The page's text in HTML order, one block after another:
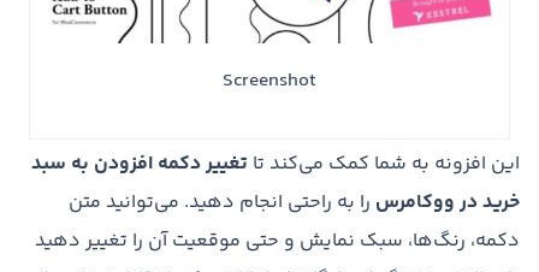
Screenshot
این افزونه به شما کمک می‌کند تا تغییر دکمه افزودن به سبد
خرید در ووکامرس را به راحتی انجام دهید. می‌توانید متن
دکمه، رنگ‌ها، سبک نمایش و حتی موقعیت آن را تغییر دهید